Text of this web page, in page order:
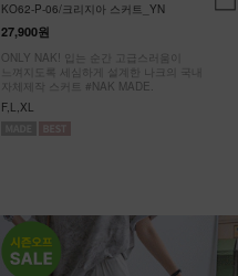
KO62-P-06/크리지아 스커트_YN
27,900원
ONLY NAK! 입는 순간 고급스러움이
느껴지도록 세심하게 설계한 나크의 국내
자체제작 스커트 #NAK MADE.
F,L,XL